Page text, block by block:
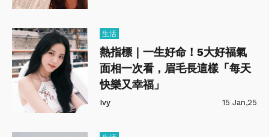
生活
熱指標｜一生好命！5大好福氣
面相一次看，眉毛長這樣「每天
快樂又幸福」
Ivy 15 Jan,25